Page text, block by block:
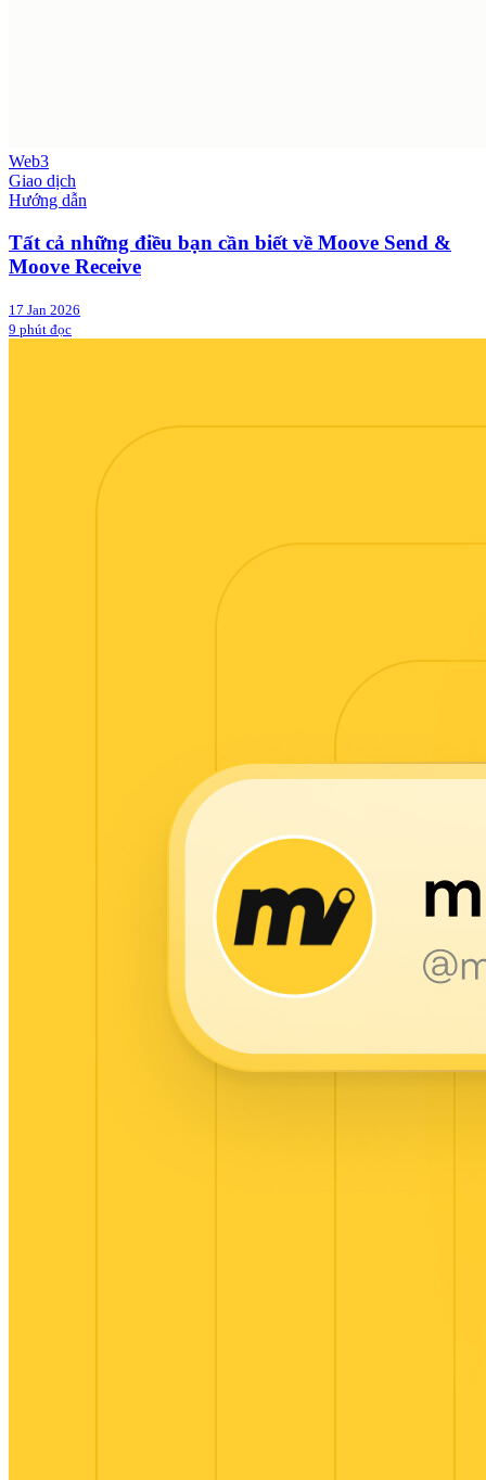
Web3
Giao dịch
Hướng dẫn
Tất cả những điều bạn cần biết về Moove Send &
Moove Receive
17 Jan 2026
9 phút đọc